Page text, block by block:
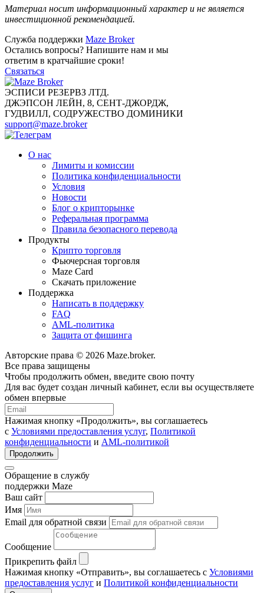
Материал носит информационный характер и не является
инвестиционной рекомендацией.
Служба поддержки Maze Broker
Остались вопросы? Напишите нам и мы
ответим в кратчайшие сроки!
Связаться
ЭСПИСИ РЕЗЕРВЗ ЛТД.
ДЖЭПСОН ЛЕЙН, 8, СЕНТ-ДЖОРДЖ,
ГУДВИЛЛ, СОДРУЖЕСТВО ДОМИНИКИ
support@maze.broker
О нас
Лимиты и комиссии
Политика конфиденциальности
Условия
Новости
Блог о крипторынке
Реферальная программа
Правила безопасного перевода
Продукты
Крипто торговля
Фьючерсная торговля
Maze Card
Скачать приложение
Поддержка
Написать в поддержку
FAQ
AML-политика
Защита от фишинга
Авторские права © 2026 Maze.broker.
Все права защищены
Чтобы продолжить обмен, введите свою почту
Для вас будет создан личный кабинет, если вы осуществляете
обмен впервые
Нажимая кнопку «Продолжить», вы соглашаетесь
с Условиями предоставления услуг, Политикой
конфиденциальности и AML-политикой
Продолжить
Обращение в службу
поддержки Maze
Ваш сайт
Имя
Email для обратной связи
Сообщение
Прикрепить файл
Нажимая кнопку «Отправить», вы соглашаетесь с Условиями
предоставления услуг и Политикой конфиденциальности